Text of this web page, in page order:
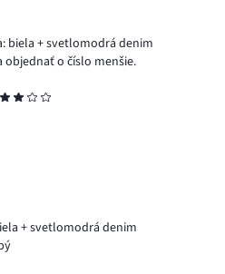
biela + svetlomodrá denim
objednať o číslo menšie.
+ svetlomodrá denim